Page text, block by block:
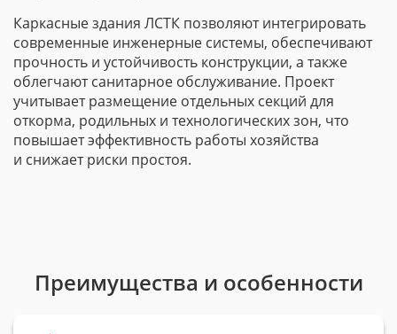
Каркасные здания ЛСТК позволяют интегрировать
современные инженерные системы, обеспечивают
прочность и устойчивость конструкции, а также
облегчают санитарное обслуживание. Проект
учитывает размещение отдельных секций для
откорма, родильных и технологических зон, что
повышает эффективность работы хозяйства
и снижает риски простоя.
Преимущества и особенности